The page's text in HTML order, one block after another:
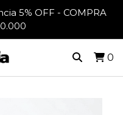
5% OFF - COMPRA
0